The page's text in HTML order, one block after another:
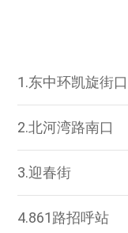
1.东中环凯旋街口
2.北河湾路南口
3.迎春街
4.861路招呼站